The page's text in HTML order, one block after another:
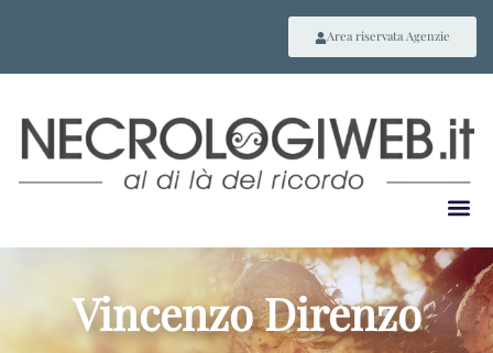
Area riservata Agenzie
Vincenzo Direnzo